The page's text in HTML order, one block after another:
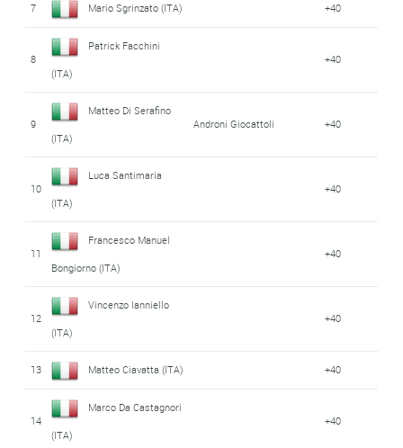
7 Mario Sgrinzato (ITA) +40
8
Patrick Facchini
(ITA)
+40
9
Matteo Di Serafino
(ITA)
Androni Giocattoli +40
10
Luca Santimaria
(ITA)
+40
11
Francesco Manuel
Bongiorno (ITA)
+40
12
Vincenzo Ianniello
(ITA)
+40
13 Matteo Ciavatta (ITA) +40
14
Marco Da Castagnori
(ITA)
+40